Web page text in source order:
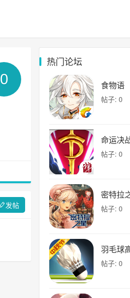
0
发帖
热门论坛
食物语
帖子: 0
命运决
帖子: 0
密特拉
帖子: 0
羽毛球
帖子: 0